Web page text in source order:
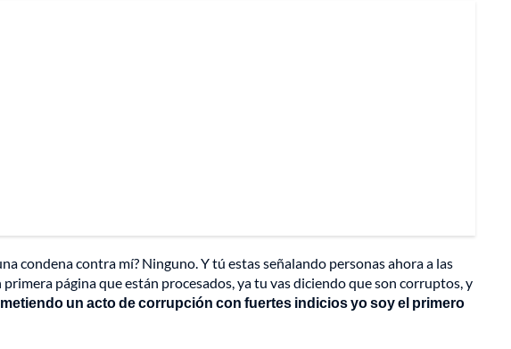
condena contra mí? Ninguno. Y tú estas señalando personas ahora a las
página que están procesados, ya tu vas diciendo que son corruptos, y
un acto de corrupción con fuertes indicios yo soy el primero